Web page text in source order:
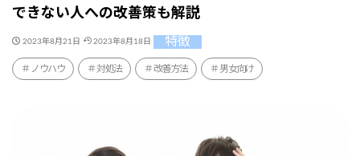
できない人への改善策も解説
2023年8月21日 2023年8月18日 特徴
ノウハウ 対処法 改善方法 男女向け